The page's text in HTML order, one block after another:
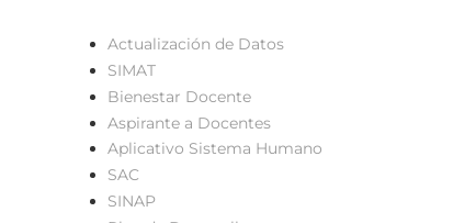
Actualización de Datos
SIMAT
Bienestar Docente
Aspirante a Docentes
Aplicativo Sistema Humano
SAC
SINAP